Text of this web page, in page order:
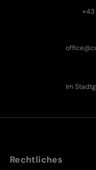
+43
Im
Rechtliches